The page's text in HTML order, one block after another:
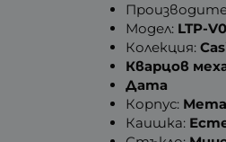
Модел: LTP-
Колекция:
Кварцов
Дата
Корпус:
Каишка: